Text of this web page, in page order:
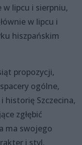
lipcu i sierpniu,
w lipcu i
hiszpańskim
propozycji,
ogólne,
historię Szczecina,
zgłębić
ma swojego
i styl,